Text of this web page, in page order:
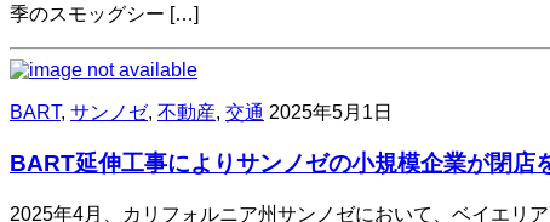
季のスモッグシー […]
BART, サンノゼ, 不動産, 交通 2025年5月1日
BART延伸工事によりサンノゼの小規模企業が閉店
2025年4月、カリフォルニア州サンノゼにおいて、ベイエリ